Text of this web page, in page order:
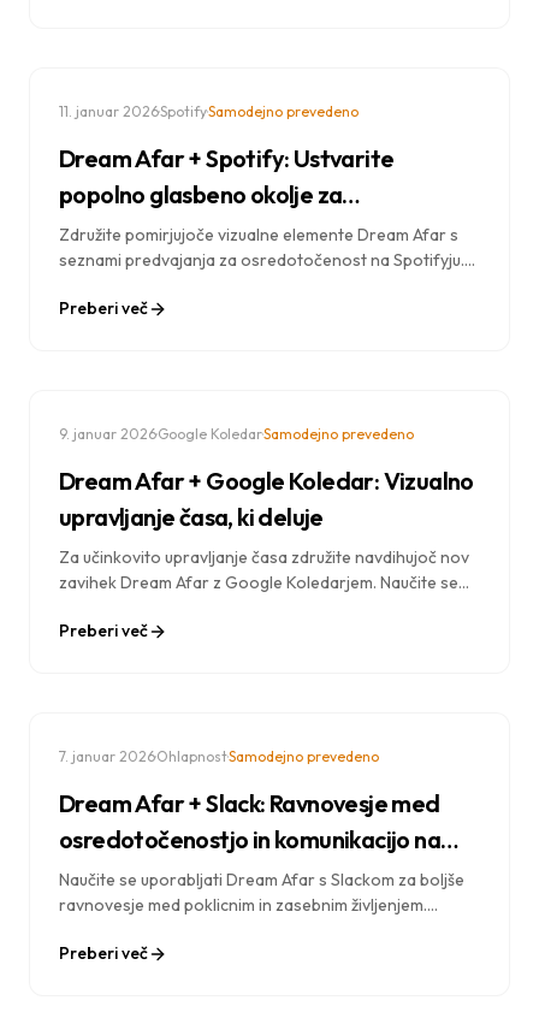
11. januar 2026·Spotify·Samodejno prevedeno
Dream Afar + Spotify: Ustvarite
popolno glasbeno okolje za
osredotočenost
Združite pomirjujoče vizualne elemente Dream Afar s
seznami predvajanja za osredotočenost na Spotifyju.
glasbo, ozadji in blokiranjem motenj.
Preberi več
9. januar 2026·Google Koledar·Samodejno prevedeno
Dream Afar + Google Koledar: Vizualno
upravljanje časa, ki deluje
Za učinkovito upravljanje časa združite navdihujoč nov
zavihek Dream Afar z Google Koledarjem. Naučite se
dnevnega načrtovanja.
Preberi več
7. januar 2026·Ohlapnost·Samodejno prevedeno
Dream Afar + Slack: Ravnovesje med
osredotočenostjo in komunikacijo na
delovnem mestu
Naučite se uporabljati Dream Afar s Slackom za boljše
ravnovesje med poklicnim in zasebnim življenjem.
svojo ekipo in hkrati zaščitili poglobljen delovni čas.
Preberi več